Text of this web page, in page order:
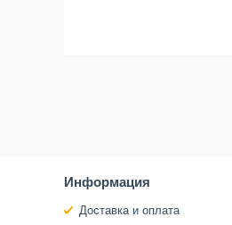
Информация
Доставка и оплата